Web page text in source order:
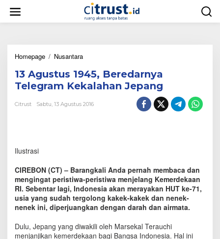
w
Homepage / Nusantara
A
g
u
s
t
,
B
e
r
e
a
r
13 Agustus 1945, Beredarnya
Telegram Kekalahan Jepang
Citrust Sabtu, 13 Agustus 2016
Ilustrasi
CIREBON (CT) – Barangkali Anda pernah membaca dan
mengingat peristiwa-peristiwa menjelang Kemerdekaan
RI. Sebentar lagi, Indonesia akan merayakan HUT ke-71,
usia yang sudah tergolong kakek-kakek dan nenek-
nenek ini, diperjuangkan dengan darah dan airmata.
Dulu, Jepang yang diwakili oleh Marsekal Terauchi
menjanjikan kemerdekaan bagi Bangsa Indonesia. Hal ini